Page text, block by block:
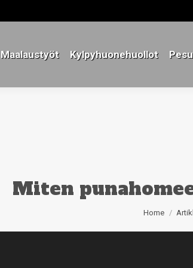
Maalaustyöt Kylpyhuonehuollot
Miten
You are
Home
Maalaustyöt Kylpyhuonehuollot